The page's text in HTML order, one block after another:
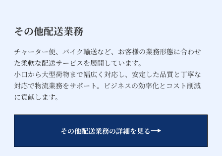
その他配送業務
チャーター便、バイク輸送など、お客様の業務形態に合わせ
た柔軟な配送サービスを展開しています。
小口から大型荷物まで幅広く対応し、安定した品質と丁寧な
対応で物流業務をサポート。ビジネスの効率化とコスト削減
に貢献します。
その他配送業務の詳細を見る